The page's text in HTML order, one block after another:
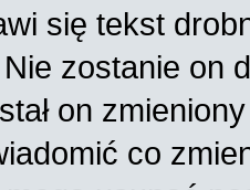
się tekst
zostanie on
on
co